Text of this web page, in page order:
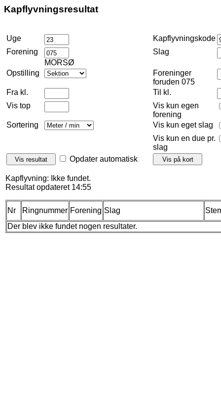
Kapflyvningsresultat
Uge
Kapflyvningskode
Forening
MORSØ
Slag
Opstilling
Foreninger
foruden 075
Fra kl.
Til kl.
Vis top
Vis kun egen
forening
Sortering
Vis kun eget slag
Vis kun en due pr.
slag
Opdater automatisk
Kapflyvning: Ikke fundet.
Resultat opdateret 14:55
Nr Ringnummer Forening Slag
Der blev ikke fundet nogen resultater.